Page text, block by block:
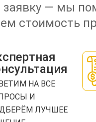
заявку — мы
стоимость
НА ВСЕ
И
ЛУЧШЕЕ